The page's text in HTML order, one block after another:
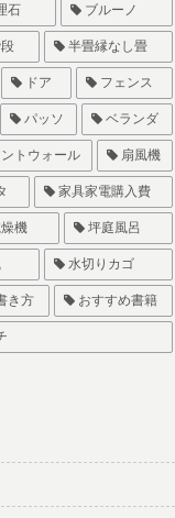
石 ブルーノ
半畳縁なし畳
ドア フェンス
パッソ ベランダ
トウォール 扇風機
家具家電購入費
機 坪庭風呂
水切りカゴ
き方 おすすめ書籍